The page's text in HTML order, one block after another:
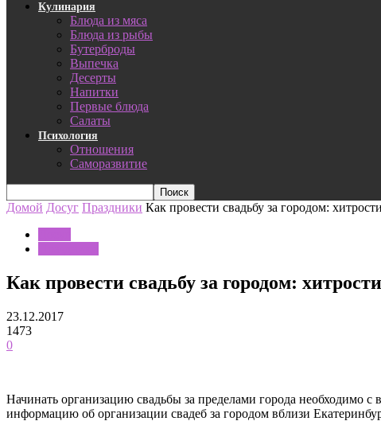
Кулинария
Блюда из мяса
Блюда из рыбы
Бутерброды
Выпечка
Десерты
Напитки
Первые блюда
Салаты
Психология
Отношения
Саморазвитие
Домой Досуг Праздники Как провести свадьбу за городом:
Как провести свадьбу за городом:
23.12.2017
1473
0
Начинать организацию свадьбы за пределами города необходимо с
информацию об организации свадеб за городом вблизи